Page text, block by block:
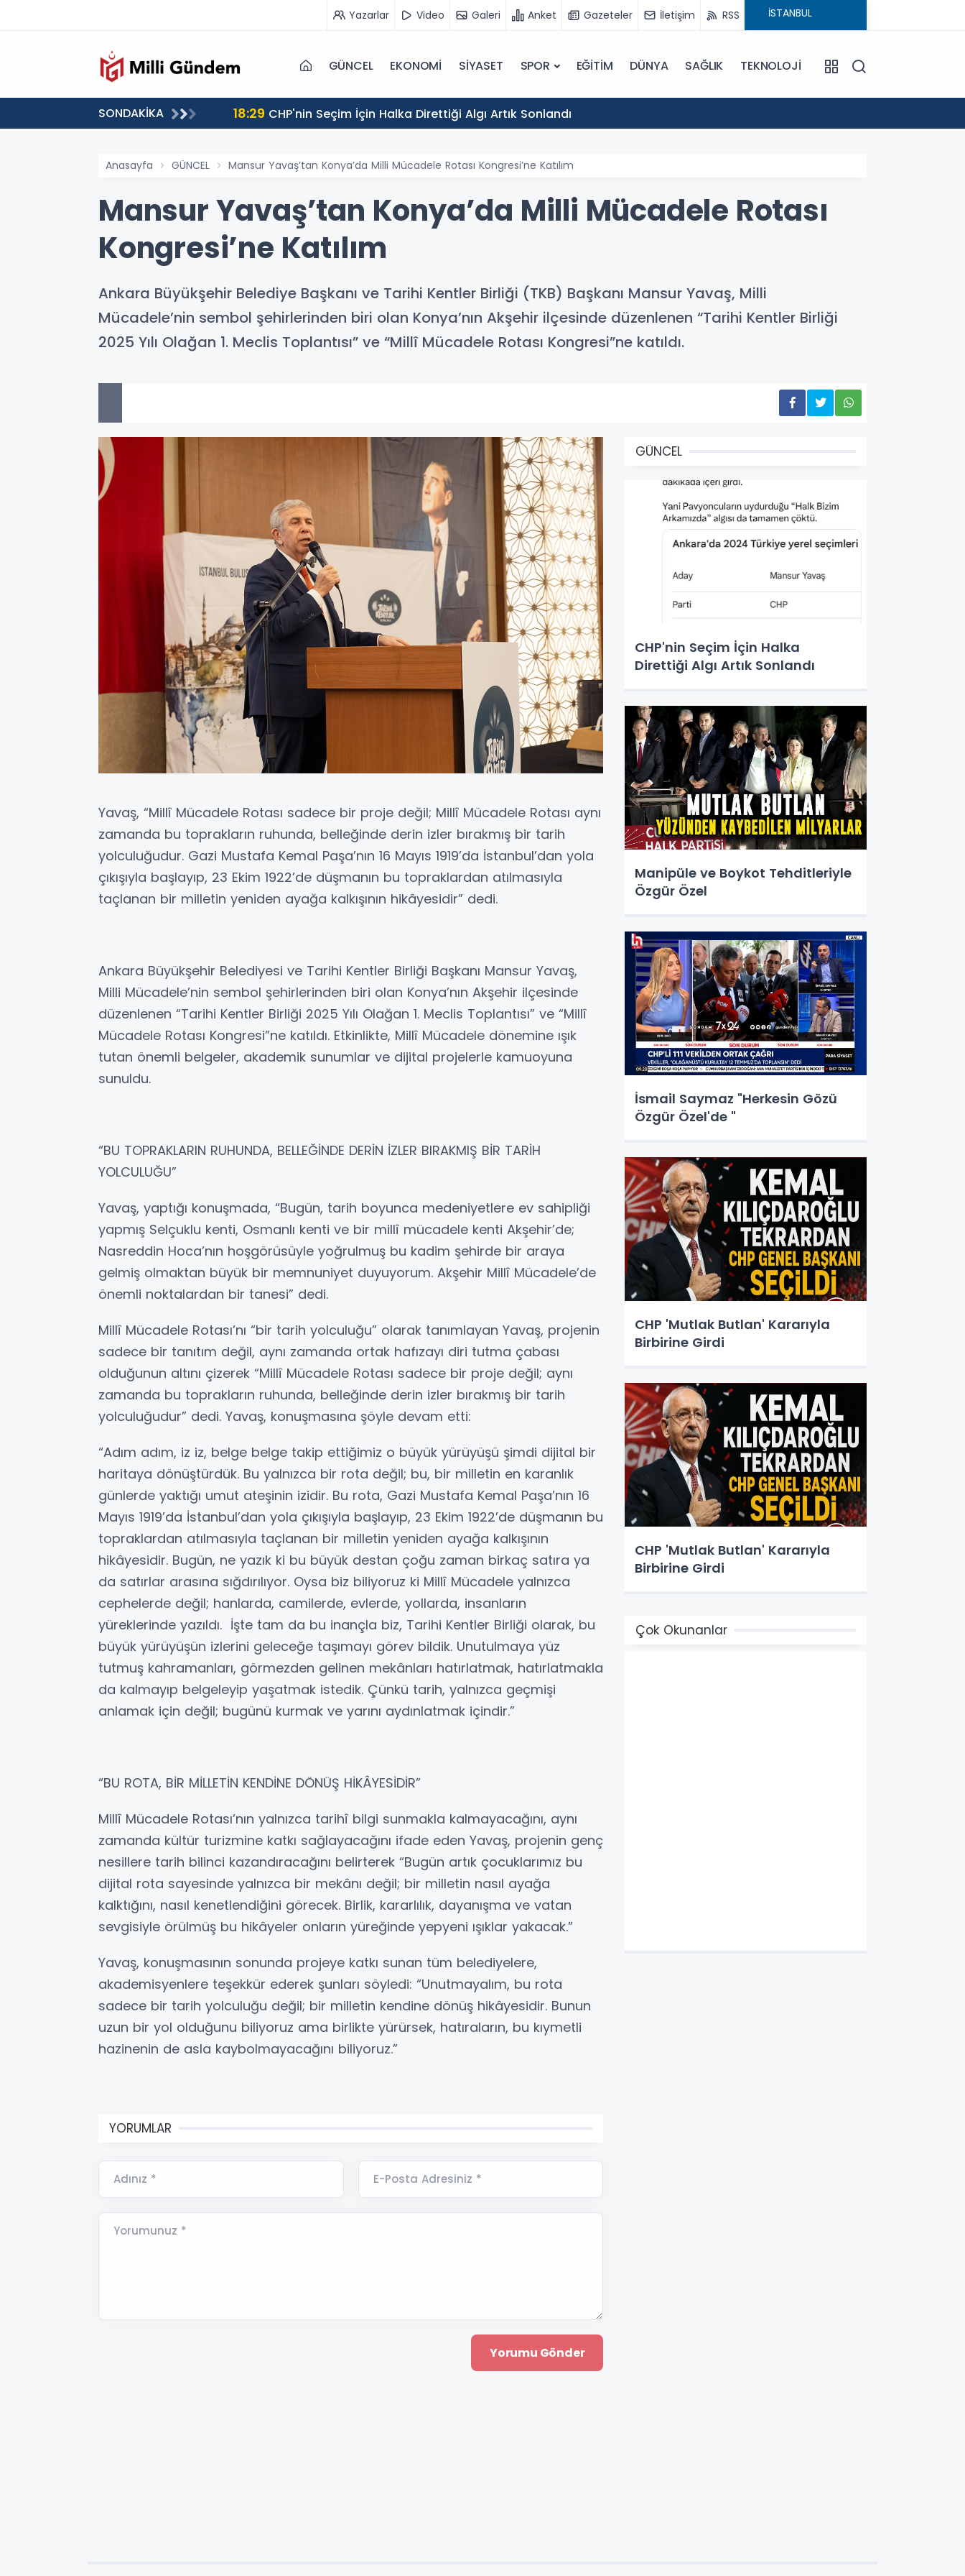
Yazarlar Video Galeri Anket Gazeteler İletişim RSS
GÜNCEL EKONOMİ SİYASET SPOR EĞİTİM DÜNYA SAĞLIK TEKNOLOJİ
SONDAKİKA 18:29 CHP'nin Seçim İçin Halka Direttiği Algı Artık Sonlandı
Anasayfa GÜNCEL Mansur Yavaş’tan Konya’da Milli Mücadele Rotası Kongresi’ne Katılım
Mansur Yavaş’tan Konya’da Milli Mücadele Rotası
Kongresi’ne Katılım
Ankara Büyükşehir Belediye Başkanı ve Tarihi Kentler Birliği (TKB) Başkanı Mansur Yavaş, Milli
Mücadele’nin sembol şehirlerinden biri olan Konya’nın Akşehir ilçesinde düzenlenen “Tarihi Kentler Birliği
2025 Yılı Olağan 1. Meclis Toplantısı” ve “Millî Mücadele Rotası Kongresi”ne katıldı.
Yavaş, “Millî Mücadele Rotası sadece bir proje değil; Millî Mücadele Rotası aynı
zamanda bu toprakların ruhunda, belleğinde derin izler bırakmış bir tarih
yolculuğudur. Gazi Mustafa Kemal Paşa’nın 16 Mayıs 1919’da İstanbul’dan yola
çıkışıyla başlayıp, 23 Ekim 1922’de düşmanın bu topraklardan atılmasıyla
taçlanan bir milletin yeniden ayağa kalkışının hikâyesidir” dedi.
Ankara Büyükşehir Belediyesi ve Tarihi Kentler Birliği Başkanı Mansur Yavaş,
Milli Mücadele’nin sembol şehirlerinden biri olan Konya’nın Akşehir ilçesinde
düzenlenen “Tarihi Kentler Birliği 2025 Yılı Olağan 1. Meclis Toplantısı” ve “Millî
Mücadele Rotası Kongresi”ne katıldı. Etkinlikte, Millî Mücadele dönemine ışık
tutan önemli belgeler, akademik sunumlar ve dijital projelerle kamuoyuna
sunuldu.
“BU TOPRAKLARIN RUHUNDA, BELLEĞİNDE DERİN İZLER BIRAKMIŞ BİR TARİH
YOLCULUĞU”
Yavaş, yaptığı konuşmada, “Bugün, tarih boyunca medeniyetlere ev sahipliği
yapmış Selçuklu kenti, Osmanlı kenti ve bir millî mücadele kenti Akşehir’de;
Nasreddin Hoca’nın hoşgörüsüyle yoğrulmuş bu kadim şehirde bir araya
gelmiş olmaktan büyük bir memnuniyet duyuyorum. Akşehir Millî Mücadele’de
önemli noktalardan bir tanesi” dedi.
Millî Mücadele Rotası’nı “bir tarih yolculuğu” olarak tanımlayan Yavaş, projenin
sadece bir tanıtım değil, aynı zamanda ortak hafızayı diri tutma çabası
olduğunun altını çizerek “Millî Mücadele Rotası sadece bir proje değil; aynı
zamanda bu toprakların ruhunda, belleğinde derin izler bırakmış bir tarih
yolculuğudur” dedi. Yavaş, konuşmasına şöyle devam etti:
“Adım adım, iz iz, belge belge takip ettiğimiz o büyük yürüyüşü şimdi dijital bir
haritaya dönüştürdük. Bu yalnızca bir rota değil; bu, bir milletin en karanlık
günlerde yaktığı umut ateşinin izidir. Bu rota, Gazi Mustafa Kemal Paşa’nın 16
Mayıs 1919’da İstanbul’dan yola çıkışıyla başlayıp, 23 Ekim 1922’de düşmanın bu
topraklardan atılmasıyla taçlanan bir milletin yeniden ayağa kalkışının
hikâyesidir. Bugün, ne yazık ki bu büyük destan çoğu zaman birkaç satıra ya
da satırlar arasına sığdırılıyor. Oysa biz biliyoruz ki Millî Mücadele yalnızca
cephelerde değil; hanlarda, camilerde, evlerde, yollarda, insanların
yüreklerinde yazıldı. İşte tam da bu inançla biz, Tarihi Kentler Birliği olarak, bu
büyük yürüyüşün izlerini geleceğe taşımayı görev bildik. Unutulmaya yüz
tutmuş kahramanları, görmezden gelinen mekânları hatırlatmak, hatırlatmakla
da kalmayıp belgeleyip yaşatmak istedik. Çünkü tarih, yalnızca geçmişi
anlamak için değil; bugünü kurmak ve yarını aydınlatmak içindir.”
“BU ROTA, BİR MİLLETİN KENDİNE DÖNÜŞ HİKÂYESİDİR”
Millî Mücadele Rotası’nın yalnızca tarihî bilgi sunmakla kalmayacağını, aynı
zamanda kültür turizmine katkı sağlayacağını ifade eden Yavaş, projenin genç
nesillere tarih bilinci kazandıracağını belirterek “Bugün artık çocuklarımız bu
dijital rota sayesinde yalnızca bir mekânı değil; bir milletin nasıl ayağa
kalktığını, nasıl kenetlendiğini görecek. Birlik, kararlılık, dayanışma ve vatan
sevgisiyle örülmüş bu hikâyeler onların yüreğinde yepyeni ışıklar yakacak.”
Yavaş, konuşmasının sonunda projeye katkı sunan tüm belediyelere,
akademisyenlere teşekkür ederek şunları söyledi: “Unutmayalım, bu rota
sadece bir tarih yolculuğu değil; bir milletin kendine dönüş hikâyesidir. Bunun
uzun bir yol olduğunu biliyoruz ama birlikte yürürsek, hatıraların, bu kıymetli
hazinenin de asla kaybolmayacağını biliyoruz.”
YORUMLAR
Adınız * E-Posta Adresiniz *
Yorumunuz *
GÜNCEL
CHP'nin Seçim İçin Halka
Direttiği Algı Artık Sonlandı
Manipüle ve Boykot Tehditleriyle
Özgür Özel
İsmail Saymaz "Herkesin Gözü
Özgür Özel'de "
CHP 'Mutlak Butlan' Kararıyla
Birbirine Girdi
CHP 'Mutlak Butlan' Kararıyla
Birbirine Girdi
Çok Okunanlar